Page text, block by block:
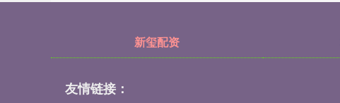
新玺配资
友情链接：